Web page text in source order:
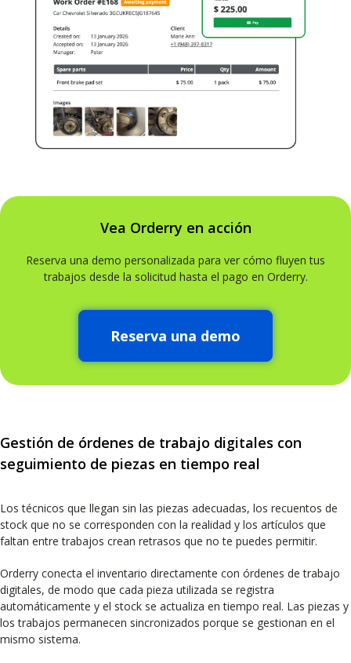
Vea Orderry en acción
Reserva una demo personalizada para ver cómo fluyen tus
trabajos desde la solicitud hasta el pago en Orderry.
Reserva una demo
Gestión de órdenes de trabajo digitales con
seguimiento de piezas en tiempo real
Los técnicos que llegan sin las piezas adecuadas, los recuentos de
stock que no se corresponden con la realidad y los artículos que
faltan entre trabajos crean retrasos que no te puedes permitir.
Orderry conecta el inventario directamente con órdenes de trabajo
digitales, de modo que cada pieza utilizada se registra
automáticamente y el stock se actualiza en tiempo real. Las piezas y
los trabajos permanecen sincronizados porque se gestionan en el
mismo sistema.